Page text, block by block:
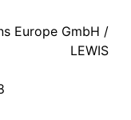
Europe GmbH /
LEWIS